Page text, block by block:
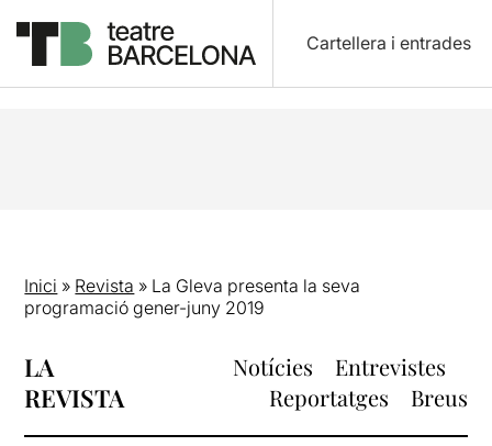
Cartellera i entrades
Inici » Revista » La Gleva presenta la seva
programació gener-juny 2019
LA
REVISTA
Notícies
Entrevistes
Reportatges
Breus